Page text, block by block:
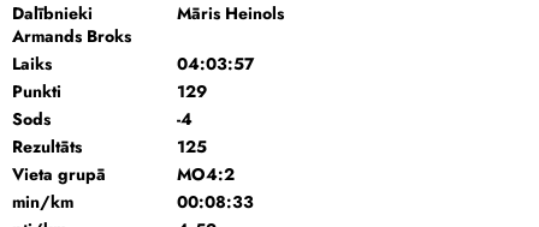
Dalībnieki
Māris Heinols
Armands Broks
Laiks
04:03:57
Punkti
129
Sods
-4
Rezultāts
125
Vieta grupā
MO4:2
min/km
00:08:33